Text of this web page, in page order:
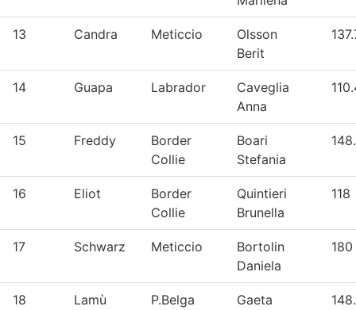
13 Candra Meticcio
Olsson
Berit
14 Guapa Labrador
Caveglia
Anna
15 Freddy
Border
Collie
Boari
Stefania
16 Eliot
Border
Collie
Quintieri
Brunella
118
17 Schwarz Meticcio
Bortolin
Daniela
180
18 Lamù
P.Belga
Gaeta